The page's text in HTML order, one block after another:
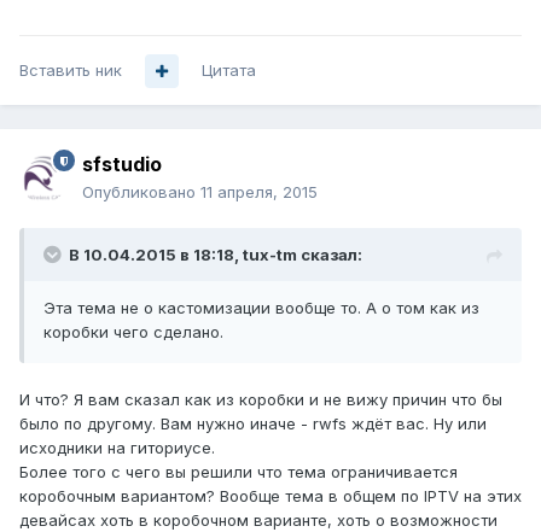
Вставить ник Цитата
sfstudio
Опубликовано 11 апреля, 2015
В 10.04.2015 в 18:18, tux-tm сказал:
Эта тема не о кастомизации вообще то. А о том как из
коробки чего сделано.
И что? Я вам сказал как из коробки и не вижу причин что бы
было по другому. Вам нужно иначе - rwfs ждёт вас. Ну или
исходники на гиториусе.
Более того с чего вы решили что тема ограничивается
коробочным вариантом? Вообще тема в общем по IPTV на этих
девайсах хоть в коробочном варианте, хоть о возможности